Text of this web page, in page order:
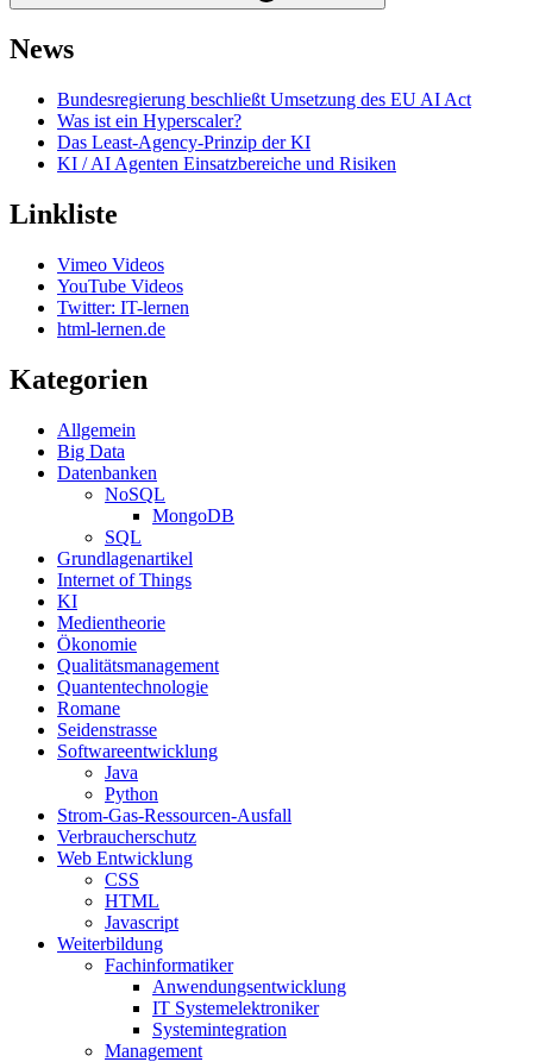
News
Bundesregierung beschließt Umsetzung des EU AI Act
Was ist ein Hyperscaler?
Das Least-Agency-Prinzip der KI
KI / AI Agenten Einsatzbereiche und Risiken
Linkliste
Vimeo Videos
YouTube Videos
Twitter: IT-lernen
html-lernen.de
Kategorien
Allgemein
Big Data
Datenbanken
NoSQL
MongoDB
SQL
Grundlagenartikel
Internet of Things
KI
Medientheorie
Ökonomie
Qualitätsmanagement
Quantentechnologie
Romane
Seidenstrasse
Softwareentwicklung
Java
Python
Strom-Gas-Ressourcen-Ausfall
Verbraucherschutz
Web Entwicklung
CSS
HTML
Javascript
Weiterbildung
Fachinformatiker
Anwendungsentwicklung
IT Systemelektroniker
Systemintegration
Management